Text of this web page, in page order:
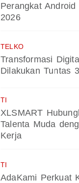
Perangkat
2026
TELKO
Transformasi
Dilakukan Tuntas
TI
XLSMART
Talenta Muda
Kerja
TI
AdaKami Perkuat